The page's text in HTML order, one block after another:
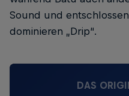
Sound und
dominieren „Drip“.
DAS